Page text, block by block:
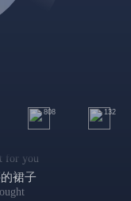
808 132
for you
裙子